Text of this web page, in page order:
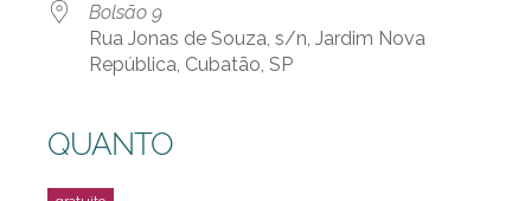
Bolsão 9
Rua Jonas de Souza, s/n, Jardim Nova
República, Cubatão, SP
QUANTO